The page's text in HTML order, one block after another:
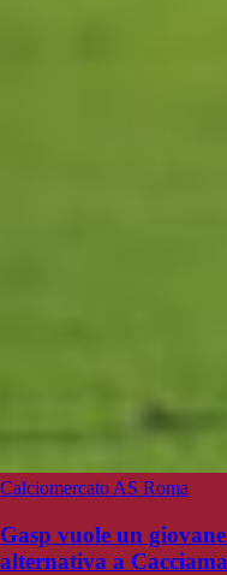
Calciomercato AS Roma
Gasp vuole un
alternativa a